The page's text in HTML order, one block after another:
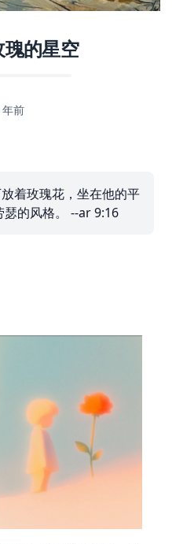
的星空
前
着玫瑰花，坐在他的平
瑟的风格。 --ar 9:16